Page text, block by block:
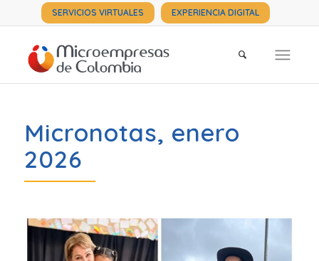
SERVICIOS VIRTUALES EXPERIENCIA DIGITAL
Micronotas, enero
2026